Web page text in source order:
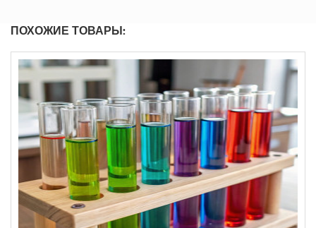
ПОХОЖИЕ ТОВАРЫ: